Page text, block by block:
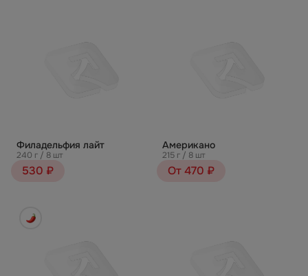
Филадельфия лайт
240 г / 8 шт
530 ₽
Американо
215 г / 8 шт
От 470 ₽